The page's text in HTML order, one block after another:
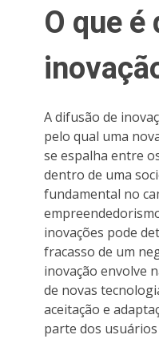
O que
A difusão de
pelo qual uma
se espalha entre
dentro de uma
fundamental no
inovações pode
fracasso de um
inovação envolve
de novas
aceitação e
parte dos usuários